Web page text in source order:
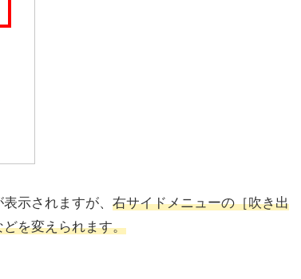
示されますが、 右サイドメニューの［吹き出
どを変えられます。